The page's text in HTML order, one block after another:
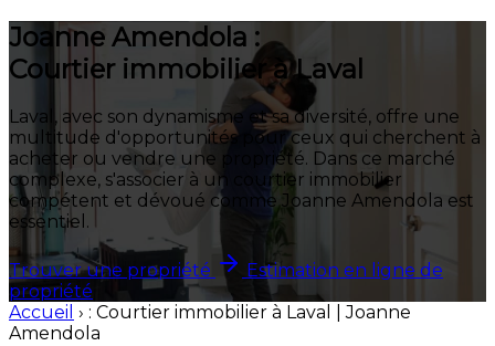
Joanne Amendola :
Courtier immobilier à Laval
Laval, avec son dynamisme et sa diversité, offre une
multitude d'opportunités pour ceux qui cherchent à
acheter ou vendre une propriété. Dans ce marché
complexe, s'associer à un courtier immobilier
compétent et dévoué comme Joanne Amendola est
essentiel.
Trouver une propriété
Estimation en ligne de
propriété
Accueil › : Courtier immobilier à Laval | Joanne
Amendola